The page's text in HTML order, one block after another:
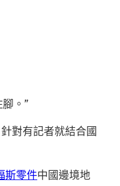
。”
對有記者就結合國
斯零件中國邊境地